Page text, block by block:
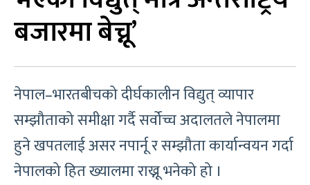
बजारमा बेच्नू’
नेपाल–भारतबीचको दीर्घकालीन विद्युत् व्यापार
सम्झौताको समीक्षा गर्दै सर्वोच्च अदालतले नेपालमा
हुने खपतलाई असर नपार्नू र सम्झौता कार्यान्वयन गर्दा
नेपालको हित ख्यालमा राख्नू भनेको हो ।